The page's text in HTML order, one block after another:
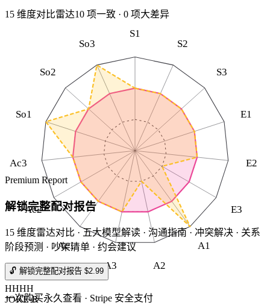
15 维度对比雷达10 项一致 · 0 项大差异
S1
S2
S3
E1
E2
E3
A1
A2
A3
Ac1
Ac2
Ac3
So1
So2
So3
HHHH
JOKE-R
Premium Report
解锁完整配对报告
15 维度雷达对比 · 五大模型解读 · 沟通指南 · 冲突解决 · 关系
阶段预测 · 吵架清单 · 约会建议
🔓 解锁完整配对报告 $2.99
一次购买永久查看 · Stripe 安全支付